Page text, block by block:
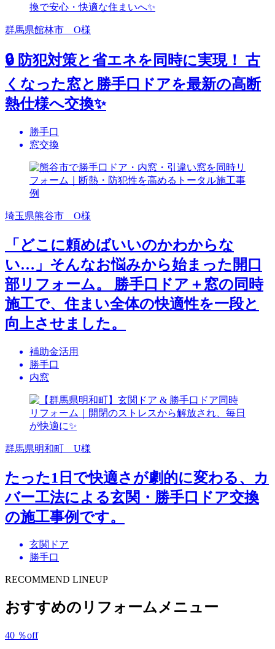
群馬県館林市 O様
🔒 防犯対策と省エネを同時に実現！ 古
くなった窓と勝手口ドアを最新の高断
熱仕様へ交換✨
勝手口
窓交換
埼玉県熊谷市 O様
「どこに頼めばいいのかわからな
い…」そんなお悩みから始まった開口
部リフォーム。 勝手口ドア＋窓の同時
施工で、住まい全体の快適性を一段と
向上させました。
補助金活用
勝手口
内窓
群馬県明和町 U様
たった1日で快適さが劇的に変わる、カ
バー工法による玄関・勝手口ドア交換
の施工事例です。
玄関ドア
勝手口
RECOMMEND LINEUP
おすすめのリフォームメニュー
40 ％off